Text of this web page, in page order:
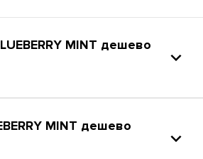
MINT дешево
MINT дешево